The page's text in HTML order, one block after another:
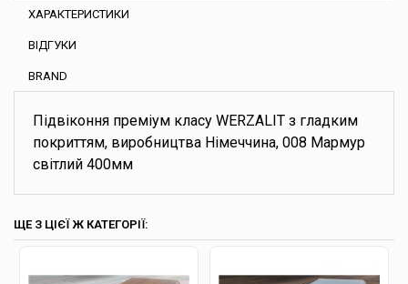
ХАРАКТЕРИСТИКИ
ВІДГУКИ
BRAND
Підвіконня преміум класу WERZALIT з гладким
покриттям, виробництва Німеччина, 008 Мармур
світлий 400мм
ЩЕ З ЦІЄЇ Ж КАТЕГОРІЇ: